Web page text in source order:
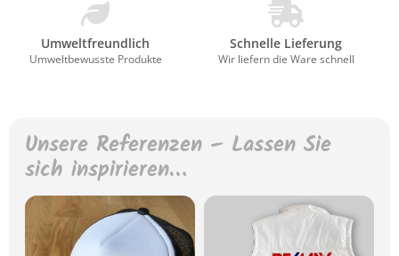
Umweltfreundlich
Umweltbewusste Produkte
Schnelle Lieferung
Wir liefern die Ware schnell
Unsere Referenzen – Lassen Sie
sich inspirieren…